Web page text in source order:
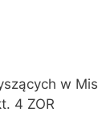
w
4 ZOR